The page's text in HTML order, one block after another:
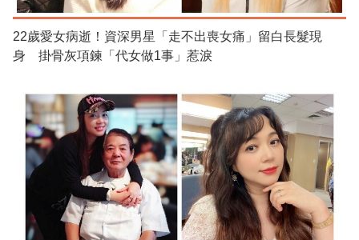
22歲愛女病逝！資深男星「走不出喪女痛」留白長髮現
身 掛骨灰項鍊「代女做1事」惹淚